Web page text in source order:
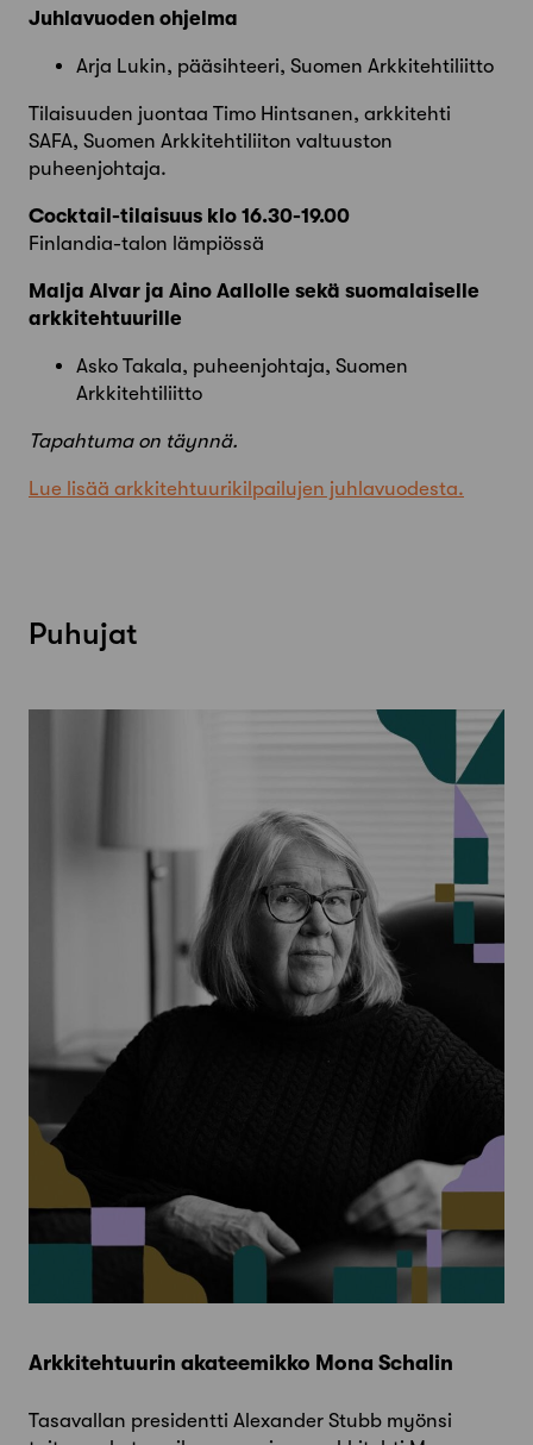
Juhlavuoden ohjelma
Arja Lukin, pääsihteeri, Suomen Arkkitehtiliitto
Tilaisuuden juontaa Timo Hintsanen, arkkitehti
SAFA, Suomen Arkkitehtiliiton valtuuston
puheenjohtaja.
Cocktail-tilaisuus klo 16.30-19.00
Finlandia-talon lämpiössä
Malja Alvar ja Aino Aallolle sekä suomalaiselle
arkkitehtuurille
Asko Takala, puheenjohtaja, Suomen
Arkkitehtiliitto
Tapahtuma on täynnä.
Lue lisää arkkitehtuurikilpailujen juhlavuodesta.
Puhujat
Arkkitehtuurin akateemikko Mona Schalin
Tasavallan presidentti Alexander Stubb myönsi